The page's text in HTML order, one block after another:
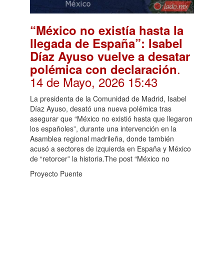
“México no existía hasta la
llegada de España”: Isabel
Díaz Ayuso vuelve a desatar
polémica con declaración.
14 de Mayo, 2026 15:43
La presidenta de la Comunidad de Madrid, Isabel
Díaz Ayuso, desató una nueva polémica tras
asegurar que “México no existió hasta que llegaron
los españoles”, durante una intervención en la
Asamblea regional madrileña, donde también
acusó a sectores de izquierda en España y México
de “retorcer” la historia.The post “México no
Proyecto Puente